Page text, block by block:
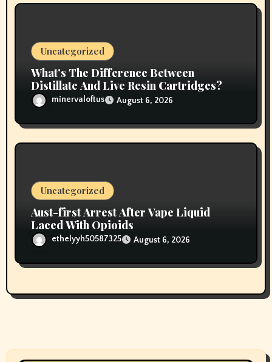
Uncategorized
What’s The Difference Between
Distillate And Live Resin Cartridges?
minervaloftus August 6, 2026
Uncategorized
Aust-first Arrest After Vape Liquid
Laced With Opioids
ethelyyh50587325 August 6, 2026